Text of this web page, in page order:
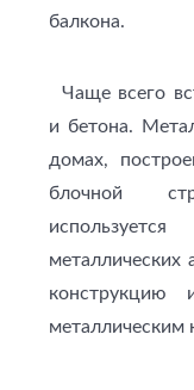
балкона.
Чаще всего
и бетона.
домах,
блочной
конструкцию
металлическим